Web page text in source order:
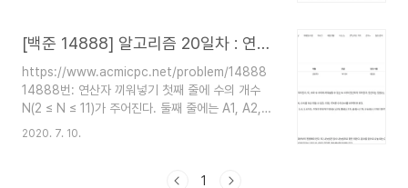
C++ 규칙없이 칠해져있는 큰 판을 잘라서 8*8체
스판을 만드는데 다시 칠해야 하는 칸이 최소인 경
우 최솟값을 출력하는 문제 예전에 입력값 긴거 보
고 패스했었는데 실버5라고 떠서 브루트포스 끝낼
겸 시도해봤다. 접근방법 우선 접근방법은 브루트포
스인 만큼 입력받은 큰 판에서 8*8판이 만들어 지
[백준 14888] 알고리즘 20일차 : 연산자 끼워넣기
https://www.acmicpc.net/problem/14888
14888번: 연산자 끼워넣기 첫째 줄에 수의 개수
N(2 ≤ N ≤ 11)가 주어진다. 둘째 줄에는 A1, A2,
..., AN이 주어진다. (1 ≤ Ai ≤ 100) 셋째 줄에는 합
www.acmicpc.net 백트래킹 C++ 삼성 SW 역
2020. 7. 10.
1